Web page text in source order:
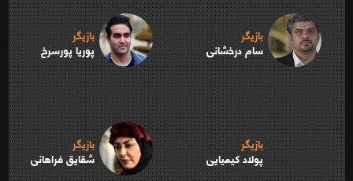
بازیگر
سام درخشانی
بازیگر
پوریا پورسرخ
بازیگر
پولاد کیمیایی
بازیگر
شقایق فراهانی